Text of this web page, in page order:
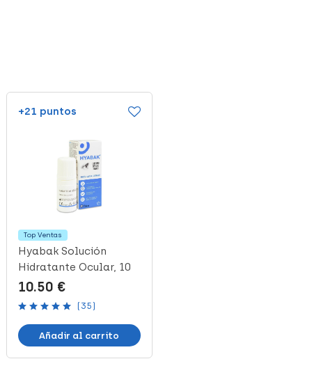
+21 puntos
Top Ventas
Hyabak Solución
Hidratante Ocular, 10
ml
10.50 €
(35)
Añadir al carrito